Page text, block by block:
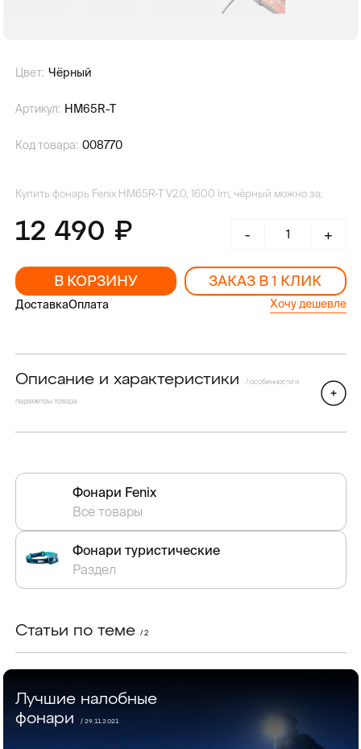
Цвет: Чёрный
Артикул: HM65R-T
Код товара: 008770
Купить фонарь Fenix HM65R-T V2.0, 1600 lm, чёрный можно за:
12 490 - +
В КОРЗИНУ ЗАКАЗ В 1 КЛИК
ДоставкаОплата Хочу дешевле
Описание и характеристики / особенности и
параметры товара
Фонари Fenix
Все товары
Фонари туристические
Раздел
Статьи по теме / 2
Лучшие налобные
фонари
/ 29.11.2021